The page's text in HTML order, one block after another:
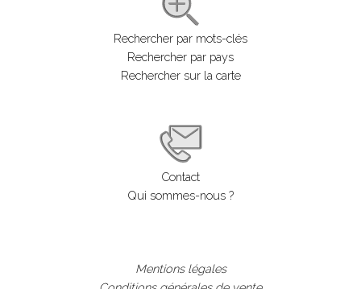
Rechercher par mots-clés
Rechercher par pays
Rechercher sur la carte
Contact
Qui sommes-nous ?
Mentions légales